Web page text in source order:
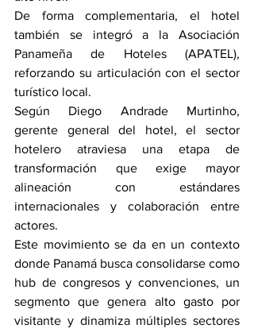
De forma complementaria, el hotel
también se integró a la Asociación
Panameña de Hoteles (APATEL),
reforzando su articulación con el sector
turístico local.
Según Diego Andrade Murtinho,
gerente general del hotel, el sector
hotelero atraviesa una etapa de
transformación que exige mayor
alineación con estándares
internacionales y colaboración entre
actores.
Este movimiento se da en un contexto
donde Panamá busca consolidarse como
hub de congresos y convenciones, un
segmento que genera alto gasto por
visitante y dinamiza múltiples sectores